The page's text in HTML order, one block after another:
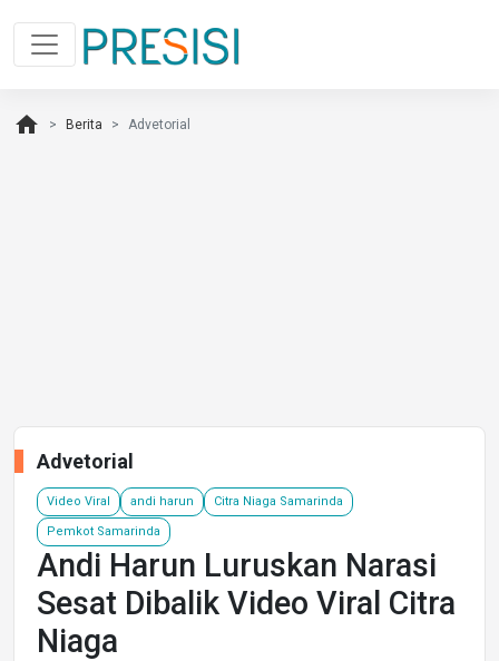
home Berita Advetorial
Advetorial
Video Viral andi harun Citra Niaga Samarinda
Pemkot Samarinda
Andi Harun Luruskan Narasi
Sesat Dibalik Video Viral Citra
Niaga